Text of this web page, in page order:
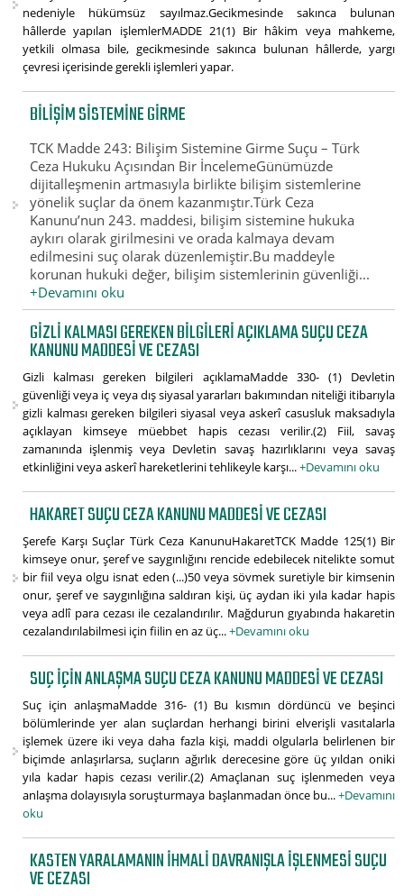
nedeniyle hükümsüz sayılmaz.Gecikmesinde sakınca bulunan
hâllerde yapılan işlemlerMADDE 21(1) Bir hâkim veya mahkeme,
yetkili olmasa bile, gecikmesinde sakınca bulunan hâllerde, yargı
çevresi içerisinde gerekli işlemleri yapar.
BILIŞIM SISTEMINE GIRME
TCK Madde 243: Bilişim Sistemine Girme Suçu – Türk
Ceza Hukuku Açısından Bir İncelemeGünümüzde
dijitalleşmenin artmasıyla birlikte bilişim sistemlerine
yönelik suçlar da önem kazanmıştır.Türk Ceza
Kanunu’nun 243. maddesi, bilişim sistemine hukuka
aykırı olarak girilmesini ve orada kalmaya devam
edilmesini suç olarak düzenlemiştir.Bu maddeyle
korunan hukuki değer, bilişim sistemlerinin güvenliği...
+Devamını oku
GIZLI KALMASI GEREKEN BILGILERI AÇIKLAMA SUÇU CEZA
KANUNU MADDESI VE CEZASI
Gizli kalması gereken bilgileri açıklamaMadde 330- (1) Devletin
güvenliği veya iç veya dış siyasal yararları bakımından niteliği itibarıyla
gizli kalması gereken bilgileri siyasal veya askerî casusluk maksadıyla
açıklayan kimseye müebbet hapis cezası verilir.(2) Fiil, savaş
zamanında işlenmiş veya Devletin savaş hazırlıklarını veya savaş
etkinliğini veya askerî hareketlerini tehlikeyle karşı...+Devamını oku
HAKARET SUÇU CEZA KANUNU MADDESI VE CEZASI
Şerefe Karşı Suçlar Türk Ceza KanunuHakaretTCK Madde 125(1) Bir
kimseye onur, şeref ve saygınlığını rencide edebilecek nitelikte somut
bir fiil veya olgu isnat eden (...)50 veya sövmek suretiyle bir kimsenin
onur, şeref ve saygınlığına saldıran kişi, üç aydan iki yıla kadar hapis
veya adlî para cezası ile cezalandırılır. Mağdurun gıyabında hakaretin
cezalandırılabilmesi için fiilin en az üç...+Devamını oku
SUÇ IÇIN ANLAŞMA SUÇU CEZA KANUNU MADDESI VE CEZASI
Suç için anlaşmaMadde 316- (1) Bu kısmın dördüncü ve beşinci
bölümlerinde yer alan suçlardan herhangi birini elverişli vasıtalarla
işlemek üzere iki veya daha fazla kişi, maddi olgularla belirlenen bir
biçimde anlaşırlarsa, suçların ağırlık derecesine göre üç yıldan oniki
yıla kadar hapis cezası verilir.(2) Amaçlanan suç işlenmeden veya
anlaşma dolayısıyla soruşturmaya başlanmadan önce bu...+Devamını
oku
KASTEN YARALAMANIN IHMALI DAVRANIŞLA IŞLENMESI SUÇU
VE CEZASI